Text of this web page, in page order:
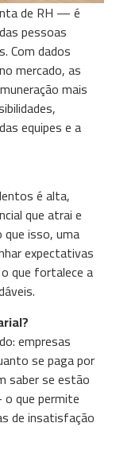
de RH — é
pessoas
Com dados
mercado, as
mais
equipes e a
é alta,
que atrai e
isso, uma
expectativas
que fortalece a
empresas
se paga por
saber se estão
que permite
de insatisfação